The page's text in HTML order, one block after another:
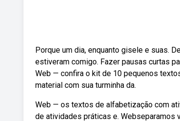
Porque um dia, enquanto gisele e suas.
estiveram comigo. Fazer pausas curtas
Web — confira o kit de 10 pequenos
material com sua turminha da.
Web — os textos de alfabetização com
de atividades práticas e. Webseparamos